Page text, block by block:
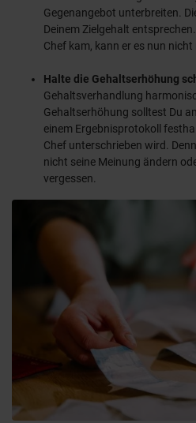
Gegenangebot unterbreiten.
Deinem Zielgehalt
Chef kam, kann er es nun nicht
Halte die Gehaltserhöhung
Gehaltsverhandlung
Gehaltserhöhung solltest Du
einem Ergebnisprotokoll
Chef unterschrieben wird.
nicht seine Meinung ändern
vergessen.